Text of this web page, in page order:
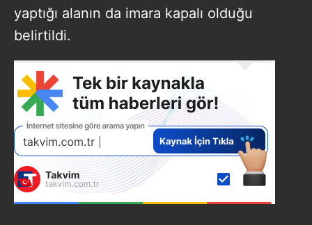
yaptığı alanın da imara kapalı olduğu
belirtildi.